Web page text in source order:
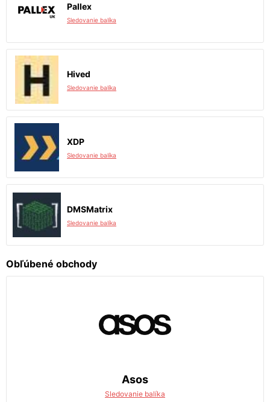
Pallex
Sledovanie balíka
Hived
Sledovanie balíka
XDP
Sledovanie balíka
DMSMatrix
Sledovanie balíka
Obľúbené obchody
Asos
Sledovanie balíka